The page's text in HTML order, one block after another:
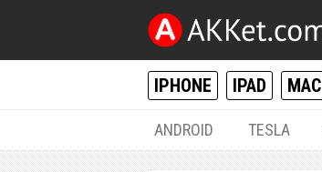
IPHONE IPAD MAC
ANDROID TESLA